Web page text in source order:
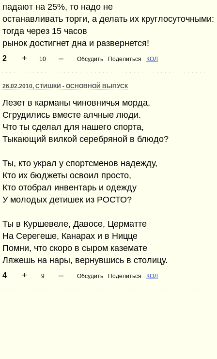
падают на 25%, то надо не
останавливать торги, а делать их круглосуточными:
тогда через 15 часов
рынок достигнет дна и развернется!
2 + 10 – Обсудить Поделиться КОЛ
26.02.2010, СТИШКИ - ОСНОВНОЙ ВЫПУСК
Лезет в карманы чиновничья морда,
Сгрудились вместе алчные люди.
Что ты сделал для нашего спорта,
Тыкающий вилкой серебряной в блюдо?
Ты, кто украл у спортсменов надежду,
Кто их бюджеты освоил просто,
Кто отобрал инвентарь и одежду
У молодых детишек из РОСТО?
Ты в Куршевеле, Давосе, Церматте
На Серегеше, Канарах и в Ницце
Помни, что скоро в сыром каземате
Ляжешь на нары, вернувшись в столицу.
4 + 9 – Обсудить Поделиться КОЛ